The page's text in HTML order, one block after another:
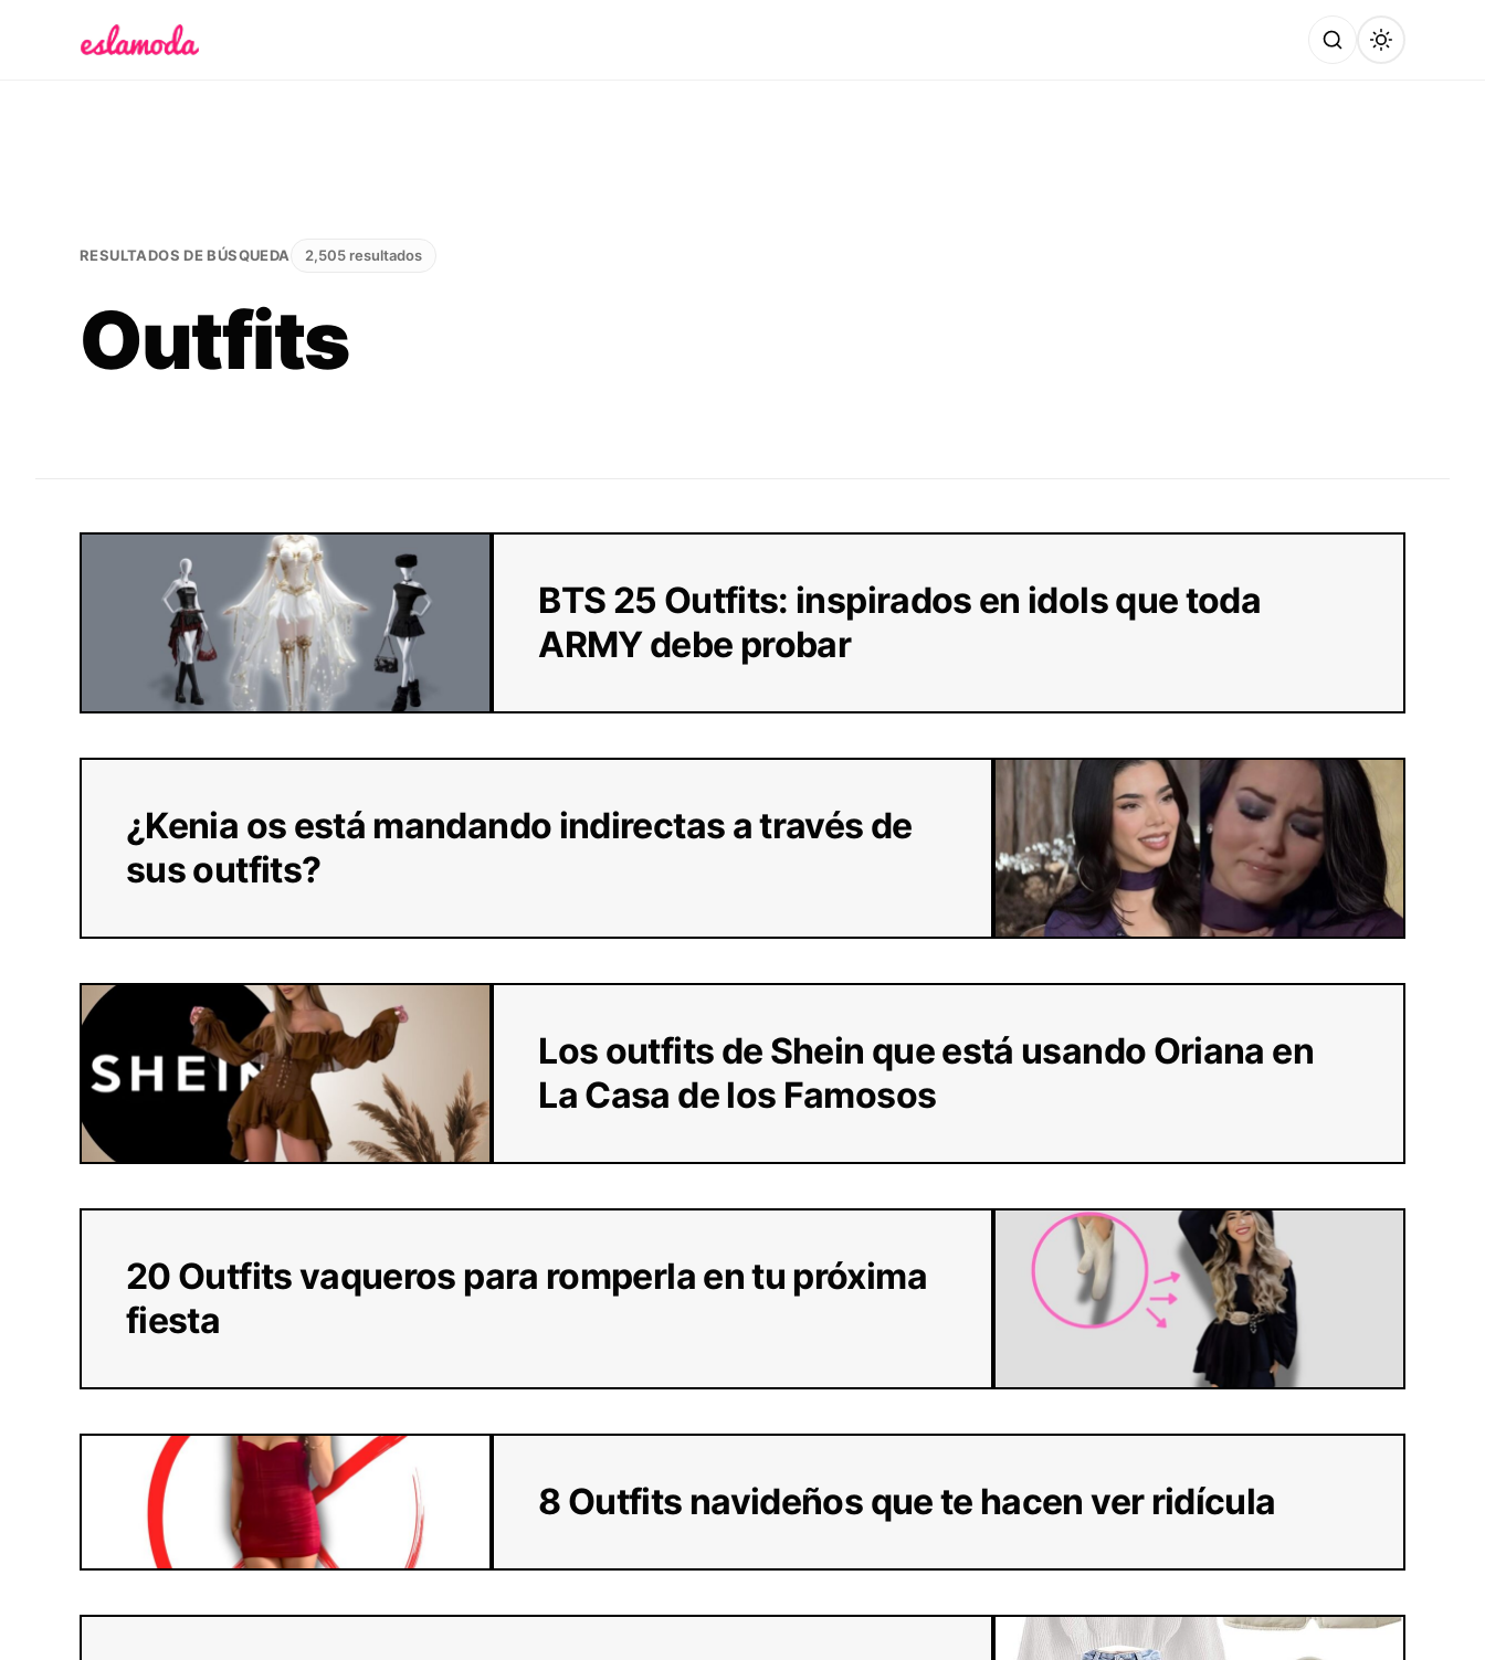
RESULTADOS DE BÚSQUEDA 2,505 resultados
Outfits
BTS 25 Outfits: inspirados en idols que toda
ARMY debe probar
¿Kenia os está mandando indirectas a través de
sus outfits?
Los outfits de Shein que está usando Oriana en
La Casa de los Famosos
20 Outfits vaqueros para romperla en tu próxima
fiesta
8 Outfits navideños que te hacen ver ridícula